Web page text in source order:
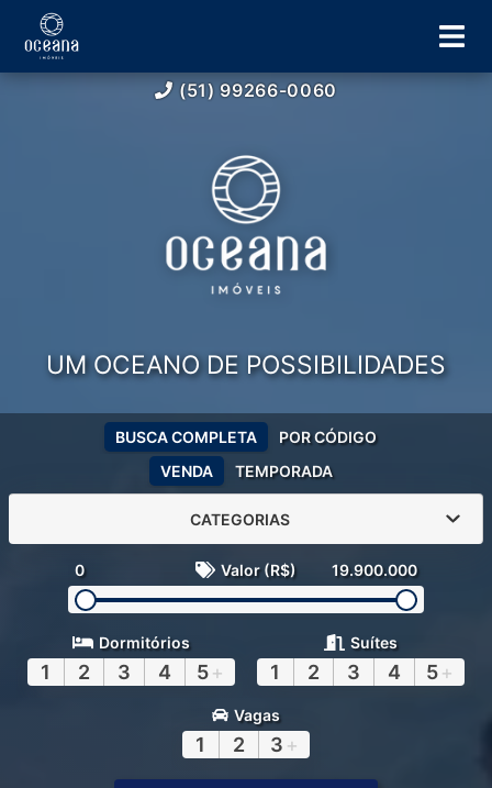
(51) 99266-0060
UM OCEANO DE POSSIBILIDADES
VENDA TEMPORADA
BUSCA COMPLETA POR CÓDIGO
CATEGORIAS
0 Valor (R$) 19.900.000
Dormitórios
1 2 3 4 5+
Suítes
1 2 3 4 5+
Vagas
1 2 3 +